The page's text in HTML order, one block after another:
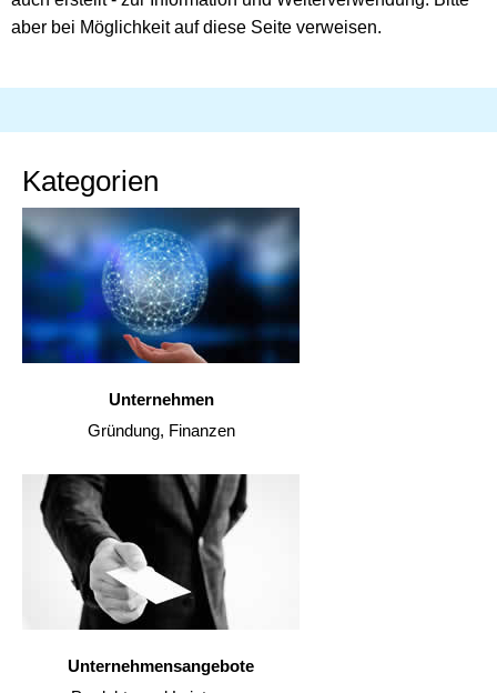
aber bei Möglichkeit auf diese Seite verweisen.
Kategorien
Unternehmen
Gründung, Finanzen
Unternehmensangebote